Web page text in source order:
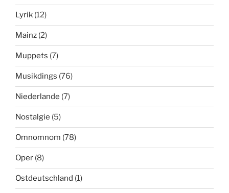
Lyrik (12)
Mainz (2)
Muppets (7)
Musikdings (76)
Niederlande (7)
Nostalgie (5)
Omnomnom (78)
Oper (8)
Ostdeutschland (1)